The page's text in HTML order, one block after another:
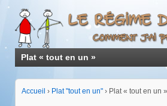
Plat « tout en un »
Accueil › Plat "tout en un" › Plat « tout en un »